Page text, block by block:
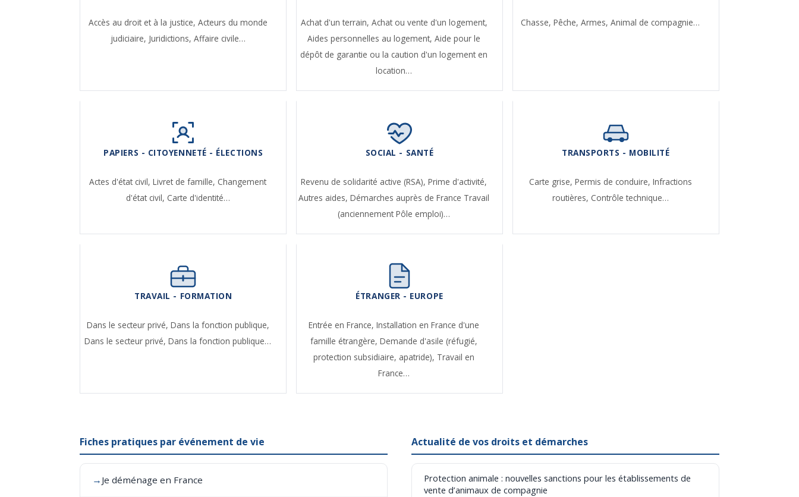
Accès au droit et à la justice, Acteurs du monde
judiciaire, Juridictions, Affaire civile…
Achat d'un terrain, Achat ou vente d'un logement,
Aides personnelles au logement,Aide pour le
dépôt de garantie ou la caution d'un logement en
location…
Chasse,Pêche,Armes,Animal de compagnie…
PAPIERS - CITOYENNETÉ - ÉLECTIONS
Actes d'état civil,Livret de famille, Changement
d'état civil, Carte d'identité…
SOCIAL - SANTÉ
Revenu de solidarité active (RSA),Prime d'activité,
Autres aides,Démarches auprès de France Travail
(anciennement Pôle emploi)…
TRANSPORTS - MOBILITÉ
Carte grise, Permis de conduire, Infractions
routières, Contrôle technique…
TRAVAIL - FORMATION
Dans le secteur privé, Dans la fonction publique,
Dans le secteur privé,Dans la fonction publique…
ÉTRANGER - EUROPE
Entrée en France,Installation en France d'une
famille étrangère,Demande d'asile (réfugié,
protection subsidiaire, apatride), Travail en
France…
Fiches pratiques par événement de vie
→ Je déménage en France
Actualité de vos droits et démarches
Protection animale : nouvelles sanctions pour les établissements de
vente d’animaux de compagnie